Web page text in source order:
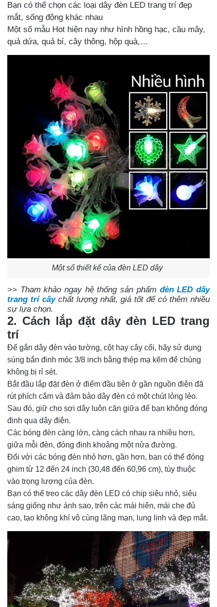
Bạn có thể chọn các loại dây đèn LED trang trí đẹp
mắt, sống động khác nhau
Một số mẫu Hot hiện nay như hình hồng hạc, cầu mây,
quả dứa, quả bí, cây thông, hộp quà,…
Một số thiết kế của đèn LED dây
>> Tham khảo ngay hệ thống sản phẩm đèn LED dây
trang trí câychất lượng nhất, giá tốt để có thêm nhiều
sự lựa chọn.
2. Cách lắp đặt dây đèn LED trang
trí
Để gắn dây đèn vào tường, cột hay cây cối, hãy sử dụng
súng bắn đinh móc 3/8 inch bằng thép mạ kẽm để chúng
không bị rỉ sét.
Bắt đầu lắp đặt đèn ở điểm đầu tiên ở gần nguồn điện đã
rút phích cắm và đảm bảo dây đèn có một chút lỏng lẻo.
Sau đó, giữ cho sợi dây luôn căn giữa để bạn không đóng
đinh qua dây điện.
Các bóng đèn càng lớn, càng cách nhau ra nhiều hơn,
giữa mỗi đèn, đóng đinh khoảng một nửa đường.
Đối với các bóng đèn nhỏ hơn, gần hơn, bạn có thể đóng
ghim từ 12 đến 24 inch (30,48 đến 60,96 cm), tùy thuộc
vào trọng lượng của đèn.
Bạn có thể treo các dây đèn LED có chip siêu nhỏ, siêu
sáng giống như ánh sao, trên các mái hiên, mái che đủ
cao, tạo không khí vô cùng lãng mạn, lung linh và đẹp mắt.